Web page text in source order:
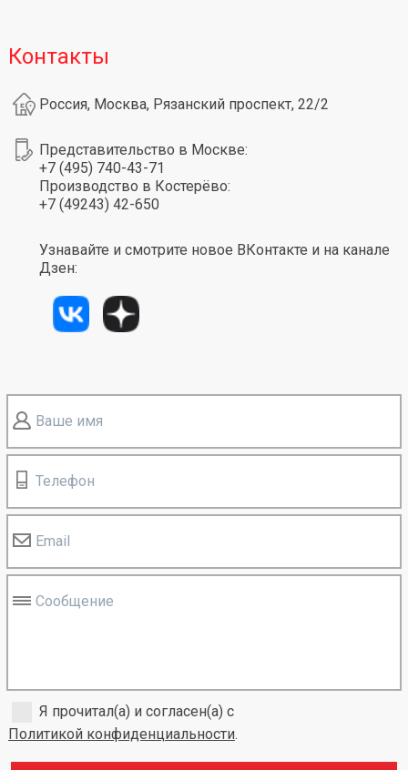
Контакты
Россия, Москва, Рязанский проспект, 22/2
Представительство в Москве:
+7 (495) 740-43-71
Производство в Костерёво:
+7 (49243) 42-650
Узнавайте и смотрите новое ВКонтакте и на канале
Дзен:
Ваше имя
Телефон
Email
Сообщение
Я прочитал(а) и согласен(а) с
Политикой конфиденциальности.